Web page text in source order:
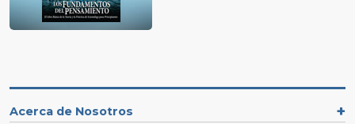
Acerca de Nosotros